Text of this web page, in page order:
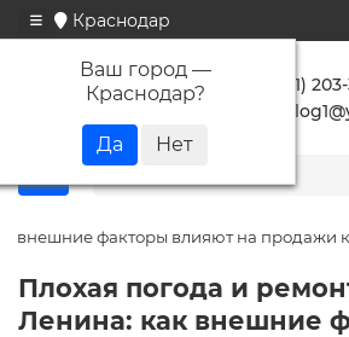
Краснодар
Ваш город —
Краснодар?
+7 (861)
внешние факторы влияют на продажи
Плохая погода и
Ленина: как внешние